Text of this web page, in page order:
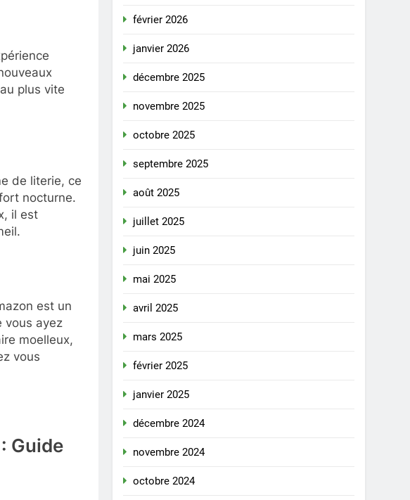
plus vite
de literie, ce
nocturne.
il est
est un
vous ayez
moelleux,
vous
Guide
février 2026
janvier 2026
décembre 2025
novembre 2025
octobre 2025
septembre 2025
août 2025
juillet 2025
juin 2025
mai 2025
avril 2025
mars 2025
février 2025
janvier 2025
décembre 2024
novembre 2024
octobre 2024